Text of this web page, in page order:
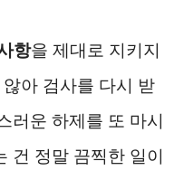
항을 제대로 지키지
아 검사를 다시 받
러운 하제를 또 마시
건 정말 끔찍한 일이